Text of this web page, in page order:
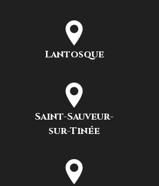
Lantosque
Saint-Sauveur-
sur-Tinée